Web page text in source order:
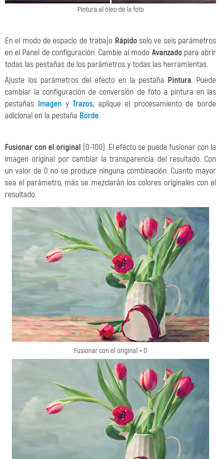
Pintura al óleo de la foto
En el modo de espacio de trabajo Rápidosolo ve seis parámetros
en el Panel de configuración. Cambie al modo Avanzadopara abrir
todas las pestañas de los parámetros y todas las herramientas.
Ajuste los parámetros del efecto en la pestaña Pintura. Puede
cambiar la configuración de conversión de foto a pintura en las
pestañas ImagenyTrazos, aplique el procesamiento de borde
adicional en la pestaña Borde.
Fusionar con el original (0-100). El efecto se puede fusionar con la
imagen original por cambiar la transparencia del resultado. Con
un valor de 0 no se produce ninguna combinación. Cuanto mayor
sea el parámetro, más se mezclarán los colores originales con el
resultado.
Fusionar con el original = 0